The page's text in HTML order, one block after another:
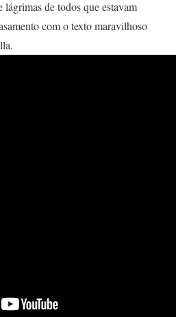
de todos que estavam
com o texto maravilhoso